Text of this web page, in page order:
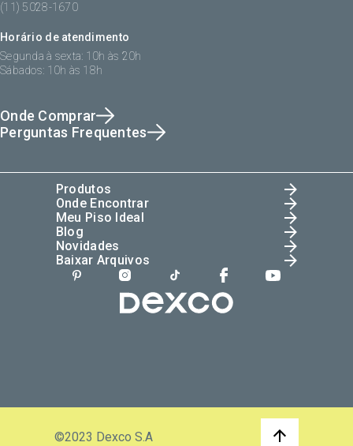
(11) 5028-1670
Horário de atendimento
Segunda à sexta: 10h às 20h
Sábados: 10h às 18h
Onde Comprar
Perguntas Frequentes
Produtos
Onde Encontrar
Meu Piso Ideal
Blog
Novidades
Baixar Arquivos
©2023 Dexco S.A